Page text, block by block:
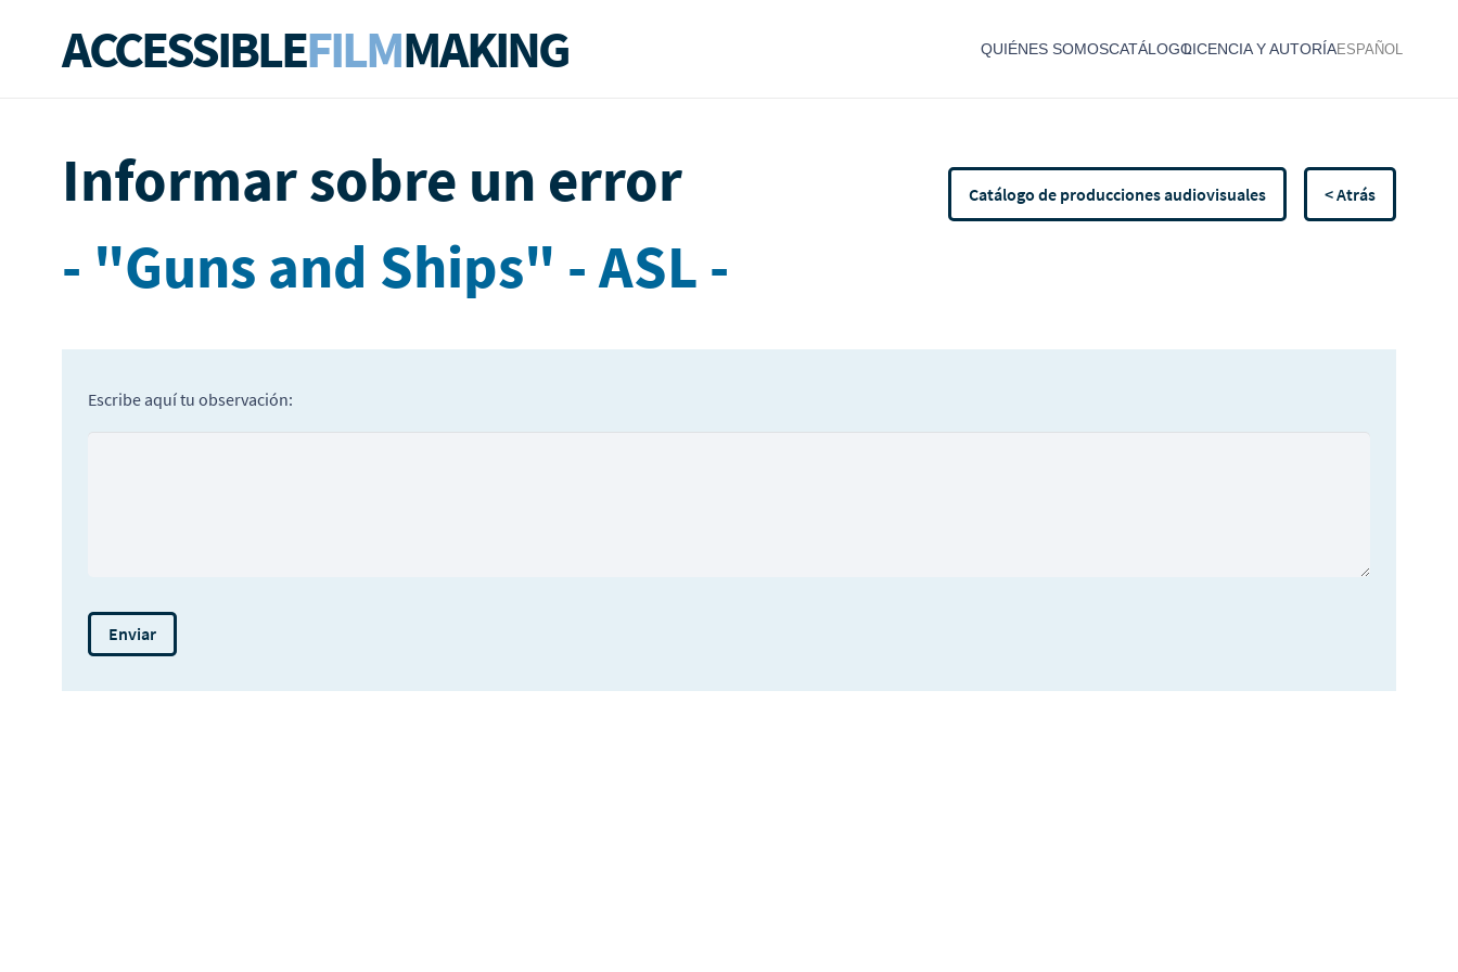
ACCESSIBLEFILMMAKING QUIÉNES SOMOSCATÁLOGOLICENCIA Y AUTORÍAESPAÑOL
Informar sobre un error
- "Guns and Ships" - ASL -
Catálogo de producciones audiovisuales < Atrás
Escribe aquí tu observación: